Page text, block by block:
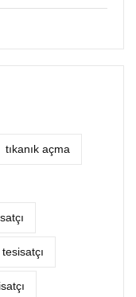
tıkanık açma